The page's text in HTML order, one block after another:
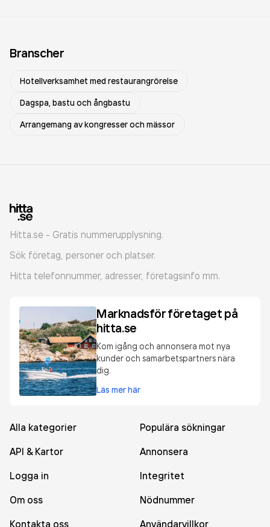
Branscher
Hotellverksamhet med restaurangrörelse
Dagspa, bastu och ångbastu
Arrangemang av kongresser och mässor
Hitta.se - Gratis nummerupplysning.
Sök företag, personer och platser.
Hitta telefonnummer, adresser, företagsinfo mm.
Marknadsför företaget på
hitta.se
Kom igång och annonsera mot nya
kunder och samarbetspartners nära
dig.
Läs mer här
Alla kategorier
Populära sökningar
API & Kartor
Annonsera
Logga in
Integritet
Om oss
Nödnummer
Kontakta oss
Användarvillkor